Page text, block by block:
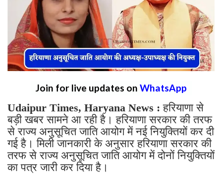
Join for live updates on WhatsApp
Udaipur Times, Haryana News :हरियाणा से
बड़ी खबर सामने आ रही है। हरियाणा सरकार की तरफ
से राज्य अनुसूचित जाति आयोग में नई नियुक्तियों कर दी
गई है। मिली जानकारी के अनुसार हरियाणा सरकार की
तरफ से राज्य अनुसूचित जाति आयोग में दोनों नियुक्तियों
का पत्र जारी कर दिया है।